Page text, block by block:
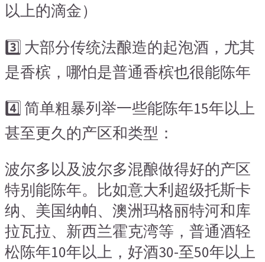
以上的滴金）
3️⃣ 大部分传统法酿造的起泡酒，尤其
是香槟，哪怕是普通香槟也很能陈年
4️⃣ 简单粗暴列举一些能陈年15年以上
甚至更久的产区和类型：
波尔多以及波尔多混酿做得好的产区
特别能陈年。比如意大利超级托斯卡
纳、美国纳帕、澳洲玛格丽特河和库
拉瓦拉、新西兰霍克湾等，普通酒轻
松陈年10年以上，好酒30-至50年以上